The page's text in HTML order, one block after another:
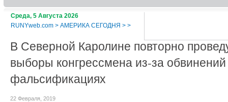
Среда, 5 Августа 2026
RUNYweb.com > АМЕРИКА СЕГОДНЯ > >
В Северной Каролине повторно
выборы конгрессмена из-за
фальсификациях
22 Февраля, 2019